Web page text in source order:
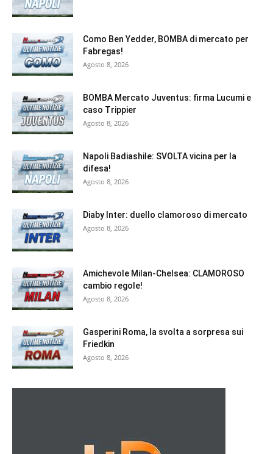
Como Ben Yedder, BOMBA di mercato per
Fabregas!
Agosto 8, 2026
BOMBA Mercato Juventus: firma Lucumi e
caso Trippier
Agosto 8, 2026
Napoli Badiashile: SVOLTA vicina per la
difesa!
Agosto 8, 2026
Diaby Inter: duello clamoroso di mercato
Agosto 8, 2026
Amichevole Milan-Chelsea: CLAMOROSO
cambio regole!
Agosto 8, 2026
Gasperini Roma, la svolta a sorpresa sui
Friedkin
Agosto 8, 2026